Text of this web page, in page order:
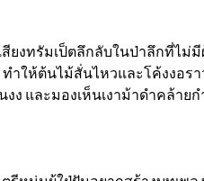
สียงทรัมเป็ตลึกลับในป่าลึกที่ไม่
ำให้ต้นไม้สั่นไหวและโค้งงอร
งง และมองเห็นเงาม้าดำคล้าย